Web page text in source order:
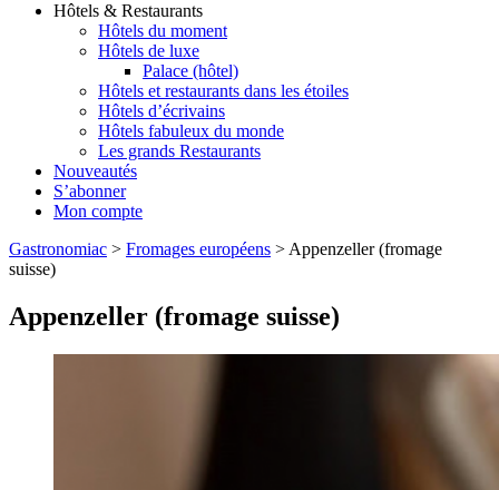
Hôtels & Restaurants
Hôtels du moment
Hôtels de luxe
Palace (hôtel)
Hôtels et restaurants dans les étoiles
Hôtels d’écrivains
Hôtels fabuleux du monde
Les grands Restaurants
Nouveautés
S’abonner
Mon compte
Gastronomiac > Fromages européens > Appenzeller (fromage
suisse)
Appenzeller (fromage suisse)